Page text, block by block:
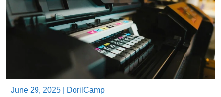
June 29, 2025 DorilCamp